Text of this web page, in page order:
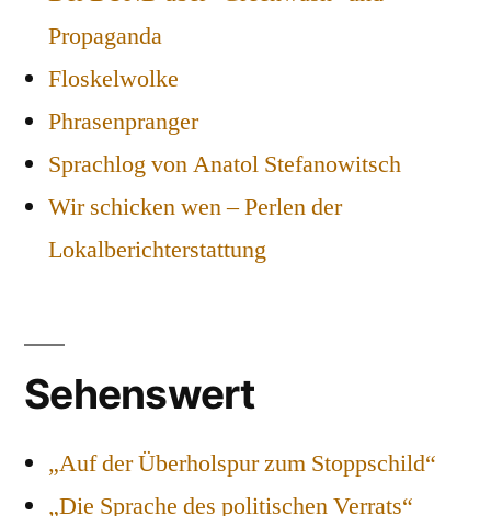
Propaganda
Floskelwolke
Phrasenpranger
Sprachlog von Anatol Stefanowitsch
Wir schicken wen – Perlen der
Lokalberichterstattung
Sehenswert
„Auf der Überholspur zum Stoppschild“
„Die Sprache des politischen Verrats“